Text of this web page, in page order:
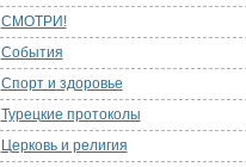
СМОТРИ!
События
Спорт и здоровье
Турецкие протоколы
Церковь и религия